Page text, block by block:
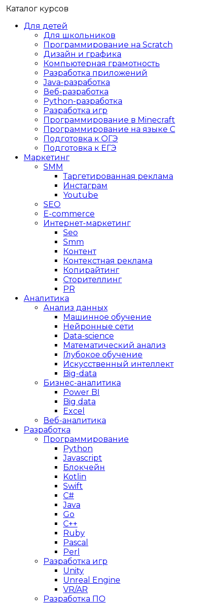
Каталог курсов
Для детей
Для школьников
Программирование на Scratch
Дизайн и графика
Компьютерная грамотность
Разработка приложений
Java-разработка
Веб-разработка
Python-разработка
Разработка игр
Программирование в Minecraft
Программирование на языке C
Подготовка к ОГЭ
Подготовка к ЕГЭ
Маркетинг
SMM
Таргетированная реклама
Инстаграм
Youtube
SEO
E-сommerce
Интернет-маркетинг
Seo
Smm
Контент
Контекстная реклама
Копирайтинг
Сторителлинг
PR
Аналитика
Анализ данных
Машинное обучение
Нейронные сети
Data-science
Математический анализ
Глубокое обучение
Искусственный интеллект
Big-data
Бизнес-аналитика
Power BI
Big data
Excel
Веб-аналитика
Разработка
Программирование
Python
Javascript
Блокчейн
Kotlin
Swift
C#
Java
Go
C++
Ruby
Pascal
Perl
Разработка игр
Unity
Unreal Engine
VR/AR
Разработка ПО